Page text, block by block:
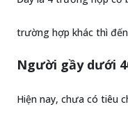
trường hợp khác thì
Người gầy dưới
Hiện nay, chưa có tiêu